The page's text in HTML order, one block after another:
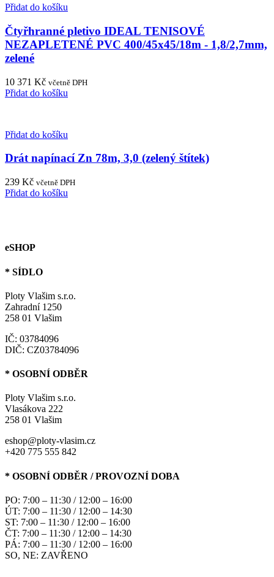
Přidat do košíku
Čtyřhranné pletivo IDEAL TENISOVÉ
NEZAPLETENÉ PVC 400/45x45/18m - 1,8/2,7mm,
zelené
10 371 Kč včetně DPH
Přidat do košíku
Přidat do košíku
Drát napínací Zn 78m, 3,0 (zelený štítek)
239 Kč včetně DPH
Přidat do košíku
eSHOP
* SÍDLO
Ploty Vlašim s.r.o.
Zahradní 1250
258 01 Vlašim
IČ: 03784096
DIČ: CZ03784096
* OSOBNÍ ODBĚR
Ploty Vlašim s.r.o.
Vlasákova 222
258 01 Vlašim
eshop@ploty-vlasim.cz
+420 775 555 842
* OSOBNÍ ODBĚR / PROVOZNÍ DOBA
PO: 7:00 – 11:30 / 12:00 – 16:00
ÚT: 7:00 – 11:30 / 12:00 – 14:30
ST: 7:00 – 11:30 / 12:00 – 16:00
ČT: 7:00 – 11:30 / 12:00 – 14:30
PÁ: 7:00 – 11:30 / 12:00 – 16:00
SO, NE: ZAVŘENO